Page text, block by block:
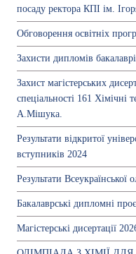
посаду ректора КПІ ім.
Обговорення освітніх
Захисти дипломів
Захист магістерських
спеціальності 161 Хімічні
А.Мішука.
Результати відкритої
вступників 2024
Результати Всеукраїнської
Бакалаврські дипломні
Магістерські дисертації